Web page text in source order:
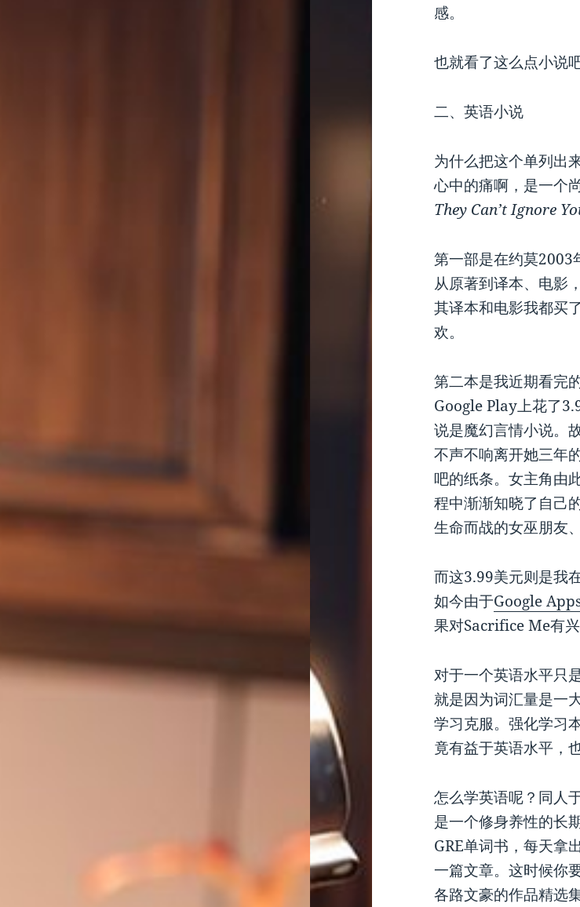
感。
也就看了这么点小说
二、英语小说
为什么把这个单列出
心中的痛啊，是一个
They Can’t Ignore
第一部是在约莫2003
从原著到译本、电影
其译本和电影我都买
欢。
第二本是我近期看完
Google Play上花了
说是魔幻言情小说。
不声不响离开她三年
吧的纸条。女主角由
程中渐渐知晓了自己
生命而战的女巫朋友
而这3.99美元则是我
如今由于Google
果对Sacrifice Me有
对于一个英语水平只
就是因为词汇量是一
学习克服。强化学习
竟有益于英语水平，
怎么学英语呢？同人
是一个修身养性的长
GRE单词书，每天
一篇文章。这时候你
各路文豪的作品精选